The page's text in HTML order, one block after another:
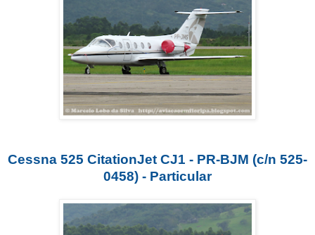
Cessna 525 CitationJet CJ1 - PR-BJM (c/n 525-
0458) - Particular